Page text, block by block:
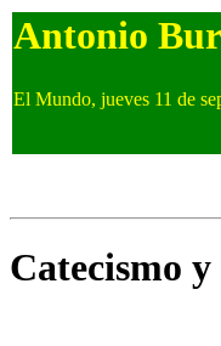
Antonio
El Mundo, jueves 11 de
Catecismo